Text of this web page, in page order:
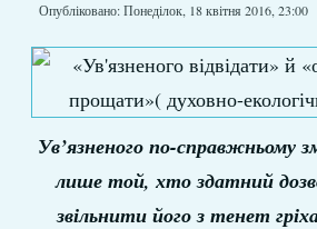
Опубліковано: Понеділок, 18 квітня 2016, 23:00
Ув’язненого по-справжньому
лише той, хто здатний
звільнити його з тенет